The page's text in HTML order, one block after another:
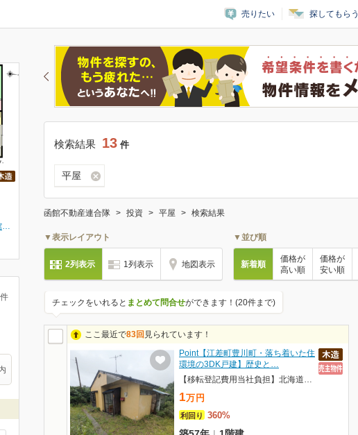
売りたい 探してもらう
検索結果 13 件
平屋
函館不動産連合隊 投資 平屋 検索結果
▼表示レイアウト
2列表示 1列表示 地図表示
▼並び順
新着順
価格が
高い順
価格が
安い順
チェックをいれると まとめて問合せができます！(20件まで)
ここ最近で83回 見られています！
Point【江差町豊川町・落ち着いた住
環境の3DK戸建】歴史と…
【移転登記費用当社負担】北海道檜山郡江差町豊川町 平屋戸建
1万 円
利回り 360%